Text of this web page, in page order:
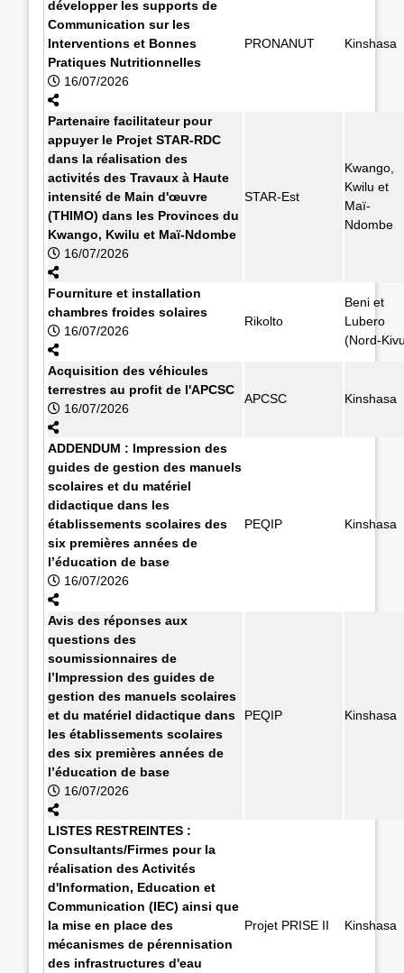
développer les supports de
Communication sur les
Interventions et Bonnes
Pratiques Nutritionnelles
16/07/2026
PRONANUT Kinshasa
Partenaire facilitateur pour
appuyer le Projet STAR-RDC
dans la réalisation des
activités des Travaux à Haute
intensité de Main d'œuvre
(THIMO) dans les Provinces du
Kwango, Kwilu et Maï-Ndombe
16/07/2026
STAR-Est
Kwango,
Kwilu et
Maï-
Ndombe
Fourniture et installation
chambres froides solaires
16/07/2026
Rikolto
Beni et
Lubero
(Nord-
Acquisition des véhicules
terrestres au profit de l'APCSC
16/07/2026
APCSC Kinshasa
ADDENDUM : Impression des
guides de gestion des manuels
scolaires et du matériel
didactique dans les
établissements scolaires des
six premières années de
l’éducation de base
16/07/2026
PEQIP Kinshasa
Avis des réponses aux
questions des
soumissionnaires de
l’Impression des guides de
gestion des manuels scolaires
et du matériel didactique dans
les établissements scolaires
des six premières années de
l’éducation de base
16/07/2026
PEQIP Kinshasa
LISTES RESTREINTES :
Consultants/Firmes pour la
réalisation des Activités
d'Information, Education et
Communication (IEC) ainsi que
la mise en place des
mécanismes de pérennisation
des infrastructures d'eau
Projet PRISE II Kinshasa